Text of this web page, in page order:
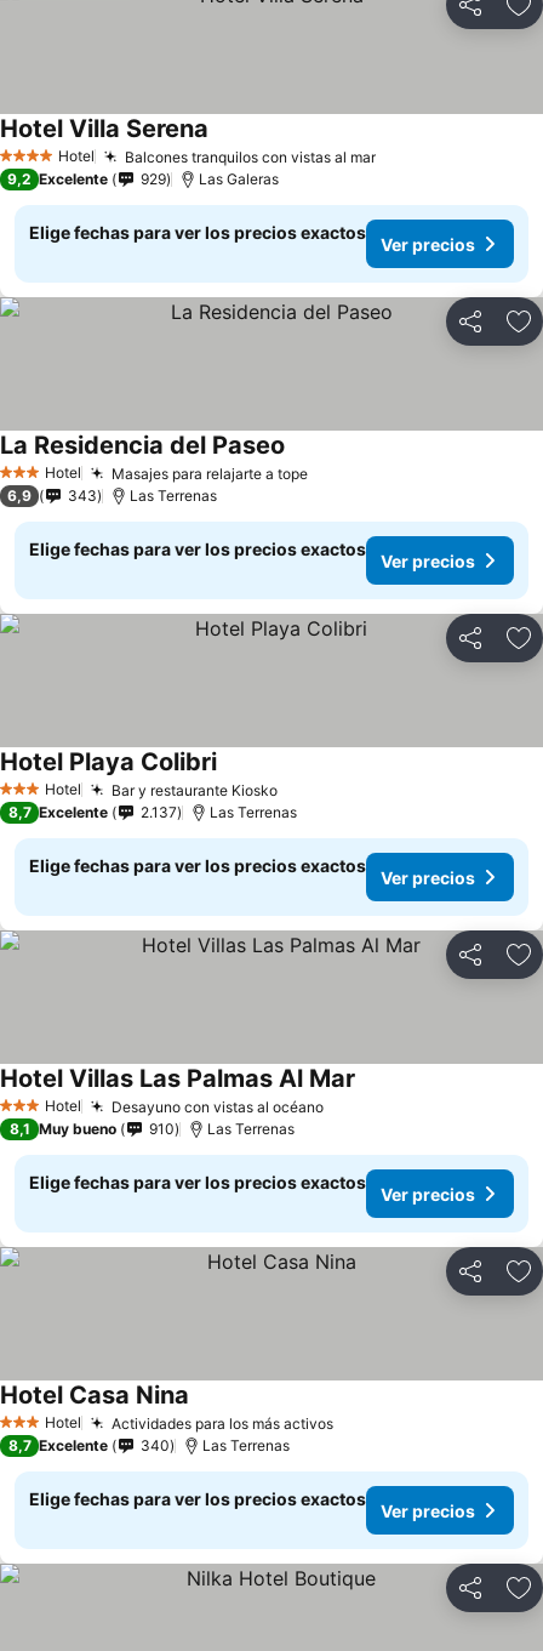
Compartir
4 EstrellasHotel Balcones tranquilos con vistas al marVer precios
Hotel Villa Serena
9,2 Excelente 929 Las Galeras
Elige fechas para ver los precios exactos
Ver precios
Compartir
3 Estrellas
Hotel Masajes para relajarte a topeVer precios
La Residencia del Paseo
6,9 343 Las Terrenas
Elige fechas para ver los precios exactos
Ver precios
Compartir
3 Estrellas
Hotel Bar y restaurante KioskoVer precios
Hotel Playa ColibriVer precios
8,7 Excelente 2.137 Las Terrenas
Elige fechas para ver los precios exactos
Ver precios
Compartir
3 Estrellas
Hotel Desayuno con vistas al océanoVer precios
Hotel Villas Las Palmas Al Mar
8,1 Muy bueno 910 Las Terrenas
Elige fechas para ver los precios exactos
Ver precios
Compartir
3 Estrellas
Hotel Actividades para los más activosVer precios
Hotel Casa Nina
8,7 Excelente 340 Las Terrenas
Elige fechas para ver los precios exactos
Ver precios
Compartir